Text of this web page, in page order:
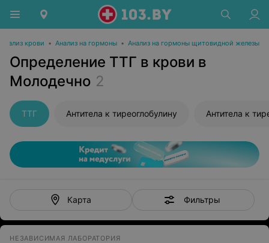
Анализ крови • Анализ на гормоны • Анализ на гормоны щитовидной железы
Определение ТТГ в крови в
Молодечно 2
ТТГ Антитела к тиреоглобулину Антитела к
Карта Фильтры
НЕЗАВИСИМАЯ ЛАБОРАТОРИЯ